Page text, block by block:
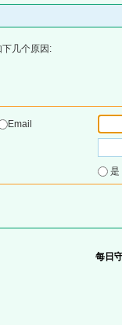
几个原因:
Email
每日